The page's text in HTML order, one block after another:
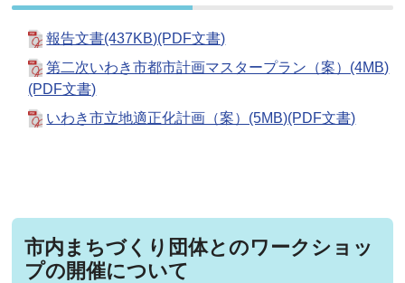
報告文書(437KB)(PDF文書)
第二次いわき市都市計画マスタープラン（案）(4MB)
(PDF文書)
いわき市立地適正化計画（案）(5MB)(PDF文書)
市内まちづくり団体とのワークショッ
プの開催について